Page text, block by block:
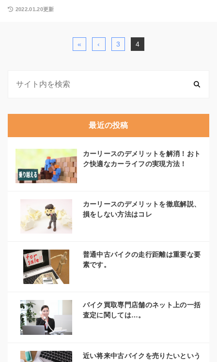
2022.01.20更新
« ‹ 3 4
最近の投稿
カーリースのデメリットを解消！おト
ク快適なカーライフの実現方法！
カーリースのデメリットを徹底解説、
損をしない方法はコレ
普通中古バイクの走行距離は重要な要
素です。
バイク買取専門店舗のネット上の一括
査定に関しては…。
近い将来中古バイクを売りたいという